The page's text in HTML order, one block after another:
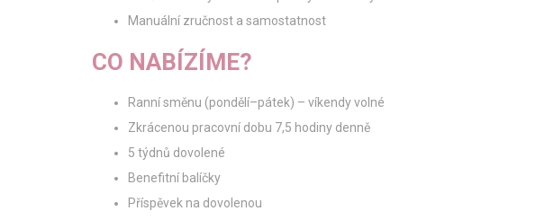
Manuální zručnost a samostatnost
CO NABÍZÍME?
Ranní směnu (pondělí–pátek) – víkendy volné
Zkrácenou pracovní dobu 7,5 hodiny denně
5 týdnů dovolené
Benefitní balíčky
Příspěvek na dovolenou